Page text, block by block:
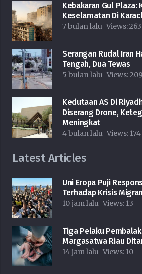
Kebakaran Gul Plaza:
Keselamatan Di
7 bulan lalu Views:263
Serangan Rudal Iran
Tengah, Dua Tewas
5 bulan lalu Views:209
Kedutaan AS Di
Diserang Drone,
Meningkat
4 bulan lalu Views: 174
Latest Articles
Uni Eropa Puji
Terhadap Krisis
10 jam lalu Views: 13
Tiga Pelaku
Margasatwa Riau
14 jam lalu Views: 10